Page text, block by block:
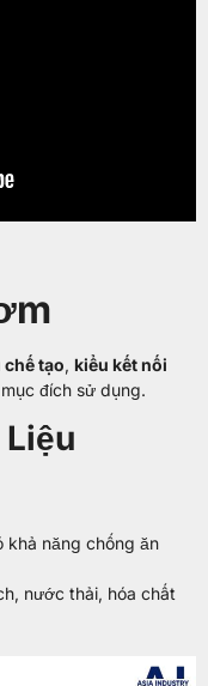
chế tạo, kiểu kết nối
đích sử dụng.
khả năng chống ăn
nước thải, hóa chất